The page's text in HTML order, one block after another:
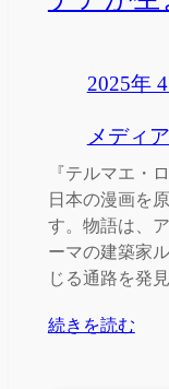
2025年
メディ
『テルマエ・
日本の漫画を
す。物語は、
ーマの建築家
じる通路を発
続きを読む